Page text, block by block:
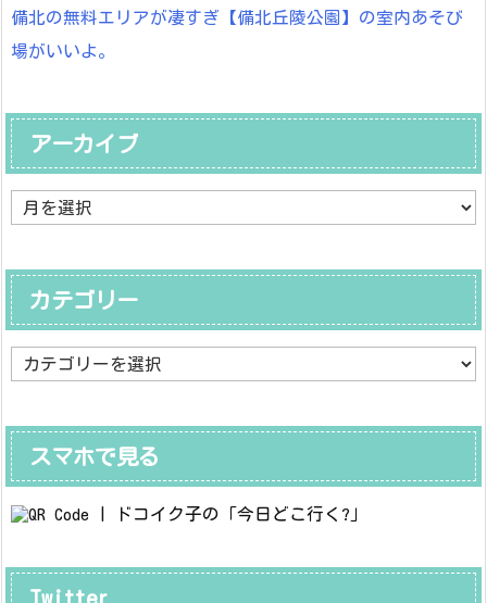
備北の無料エリアが凄すぎ【備北丘陵公園】の室内あそび
場がいいよ。
アーカイブ
ア
ー
ブ
カテゴリー
テ
ー
スマホで見る
Twitter